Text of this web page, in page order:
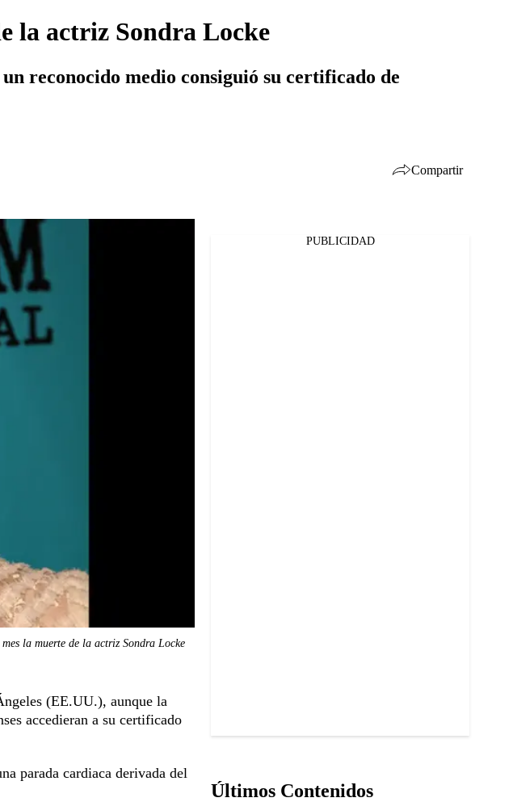
la actriz Sondra Locke
reconocido medio consiguió su certificado de
Compartir
la muerte de la actriz Sondra Locke
(EE.UU.), aunque la
accedieran a su certificado
parada cardiaca derivada del
PUBLICIDAD
Últimos Contenidos